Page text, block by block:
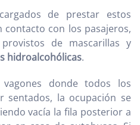
de prestar estos
contacto con los pasajeros,
de mascarillas y
hidroalcohólicas.
donde todos los
sentados, la ocupación se
vacía la fila posterior a